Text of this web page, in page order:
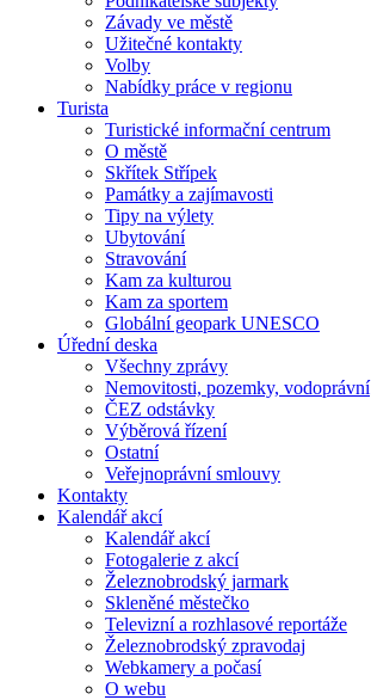
Závady ve městě
Užitečné kontakty
Volby
Nabídky práce v regionu
Turista
Turistické informační centrum
O městě
Skřítek Střípek
Památky a zajímavosti
Tipy na výlety
Ubytování
Stravování
Kam za kulturou
Kam za sportem
Globální geopark UNESCO
Úřední deska
Všechny zprávy
Nemovitosti, pozemky, vodoprávní
ČEZ odstávky
Výběrová řízení
Ostatní
Veřejnoprávní smlouvy
Kontakty
Kalendář akcí
Kalendář akcí
Fotogalerie z akcí
Železnobrodský jarmark
Skleněné městečko
Televizní a rozhlasové reportáže
Železnobrodský zpravodaj
Webkamery a počasí
O webu